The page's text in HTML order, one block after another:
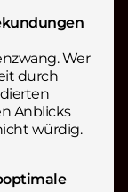
Wer
durch
Anblicks
würdig.